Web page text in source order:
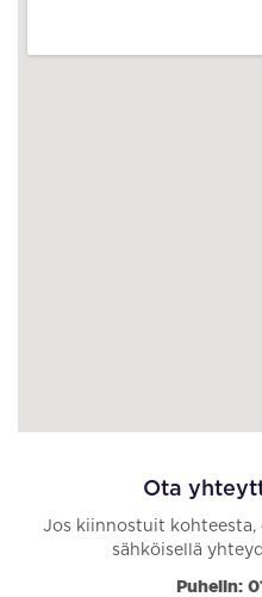
Ota
Jos kiinnostuit
sähköisellä
Puhelin: